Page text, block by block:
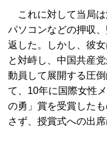
これに対して当局は
パソコンなどの押収
返した。しかし、彼
と対峙し、中国共産
動員して展開する圧
て、10年に国際女性
の勇」賞を受賞した
さず、授賞式への出